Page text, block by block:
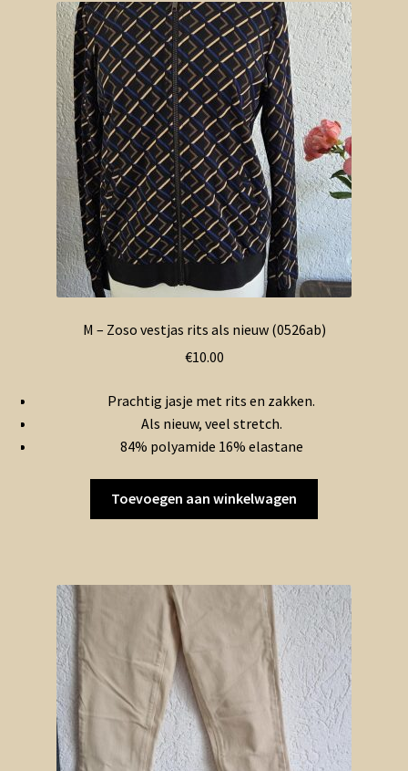
M – Zoso vestjas rits als nieuw (0526ab)
€10.00
Prachtig jasje met rits en zakken.
Als nieuw, veel stretch.
84% polyamide 16% elastane
Toevoegen aan winkelwagen